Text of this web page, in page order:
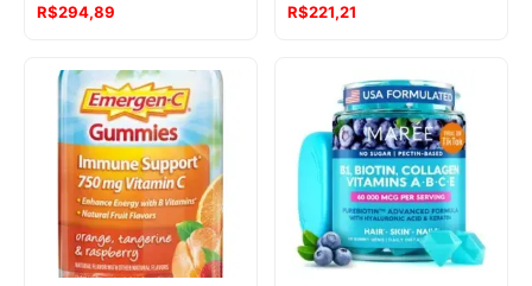
R$294,89
R$221,21